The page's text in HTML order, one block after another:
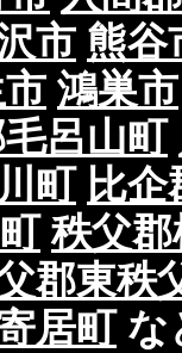
市 熊谷
鴻巣市
呂山町
町 比
秩父
郡東秩
居町な